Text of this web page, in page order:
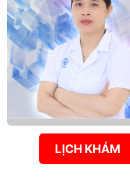
LỊCH KHÁM